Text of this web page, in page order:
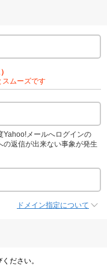
ムーズです
メールへログインの
の返信が出来ない事象が発生
ドメイン指定について
ださい。